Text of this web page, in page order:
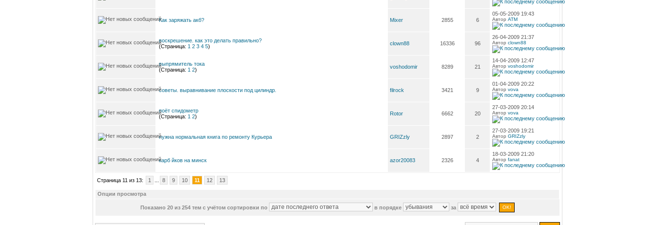
Как заряжать акб? Mixer 2855 6
05-05-2009 19:43
Автор ATM
воскрешение. как это делать правильно?
(Страница: 1 2 3 4 5) clown88 16336 96
26-04-2009 21:37
Автор clown88
выпрямитель тока
(Страница: 1 2) voshodomir 8289 21
14-04-2009 12:47
Автор voshodomir
советы. выравнивание плоскости под цилиндр. filrock 3421 9
01-04-2009 20:22
Автор vova
поёт спидометр
(Страница: 1 2) Rotor 6662 20
27-03-2009 20:14
Автор vova
нужна нормальная книга по ремонту Курьера GRIZzly 2897 2
27-03-2009 19:21
Автор GRIZzly
карб йков на минск azor20083 2326 4
18-03-2009 21:20
Автор fanat
Страница 11 из 13: 1 8 9 10 11 12 13
Опции просмотра
Показано 20 из 254 тем с учётом сортировки по в порядке за